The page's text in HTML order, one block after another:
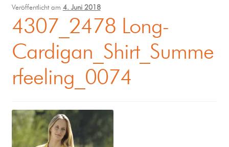
Coaching
Klangmassage
Veröffentlicht am 4. Juni 2018
4307_2478 Long-
Cardigan_Shirt_Summe
rfeeling_0074